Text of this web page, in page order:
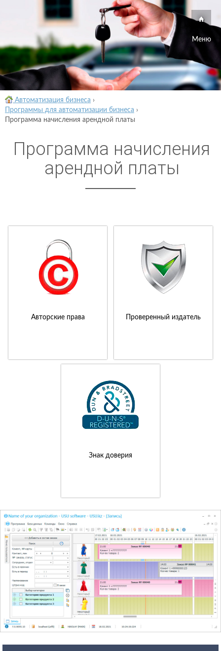
Меню
Автоматизация бизнеса ›
Программы для автоматизации бизнеса ›
Программа начисления арендной платы
Программа начисления
арендной платы
Авторские права Проверенный издатель
Знак доверия